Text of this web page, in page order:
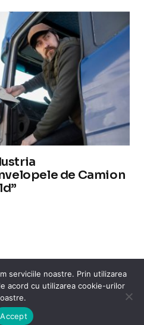
de Camion
Telefoane
serviciile noastre. Prin utilizarea
acord cu utilizarea cookie-urilor
Accept